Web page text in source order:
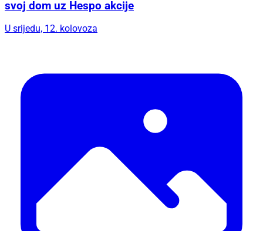
svoj dom uz Hespo akcije
U srijedu, 12. kolovoza